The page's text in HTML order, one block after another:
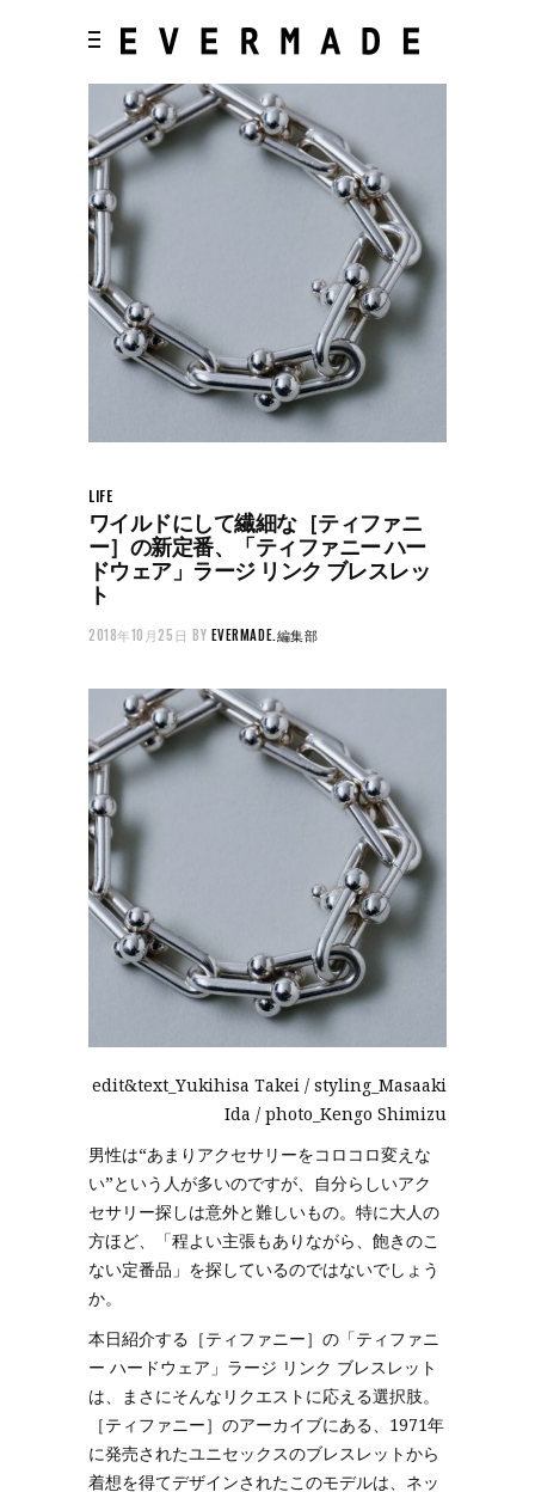
LIFE
ワイルドにして繊細な［ティファニ
ー］の新定番、「ティファニー ハー
ドウェア」ラージ リンク ブレスレッ
ト
2018年10月25日 BY EVERMADE.編集部
edit&text_Yukihisa Takei / styling_Masaaki
Ida / photo_Kengo Shimizu
男性は“あまりアクセサリーをコロコロ変えな
い”という人が多いのですが、自分らしいアク
セサリー探しは意外と難しいもの。特に大人の
方ほど、「程よい主張もありながら、飽きのこ
ない定番品」を探しているのではないでしょう
か。
本日紹介する［ティファニー］の「ティファニ
ー ハードウェア」ラージ リンク ブレスレット
は、まさにそんなリクエストに応える選択肢。
［ティファニー］のアーカイブにある、1971年
に発売されたユニセックスのブレスレットから
着想を得てデザインされたこのモデルは、ネッ